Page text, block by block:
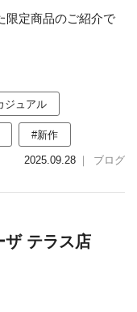
限定商品のご紹介で
ジュアル
#新作
2025.09.28 ｜ ブログ
ザ テラス店